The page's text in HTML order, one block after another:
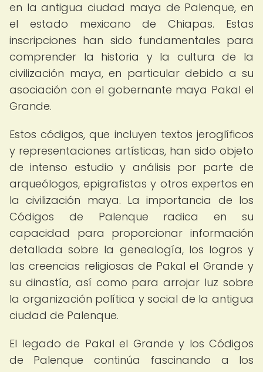
en la antigua ciudad maya de Palenque, en
el estado mexicano de Chiapas. Estas
inscripciones han sido fundamentales para
comprender la historia y la cultura de la
civilización maya, en particular debido a su
asociación con el gobernante maya Pakal el
Grande.
Estos códigos, que incluyen textos jeroglíficos
y representaciones artísticas, han sido objeto
de intenso estudio y análisis por parte de
arqueólogos, epigrafistas y otros expertos en
la civilización maya. La importancia de los
Códigos de Palenque radica en su
capacidad para proporcionar información
detallada sobre la genealogía, los logros y
las creencias religiosas de Pakal el Grande y
su dinastía, así como para arrojar luz sobre
la organización política y social de la antigua
ciudad de Palenque.
El legado de Pakal el Grande y los Códigos
de Palenque continúa fascinando a los